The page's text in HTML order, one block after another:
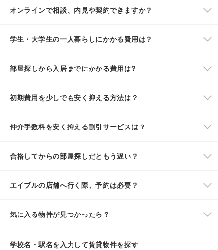
オンラインで相談、内見や契約できますか？
学生・大学生の一人暮らしにかかる費用は？
部屋探しから入居までにかかる費用は?
初期費用を少しでも安く抑える方法は？
仲介手数料を安く抑える割引サービスは？
合格してからの部屋探しだともう遅い？
エイブルの店舗へ行く際、予約は必要？
気に入る物件が見つかったら？
学校名・駅名を入力して賃貸物件を探す